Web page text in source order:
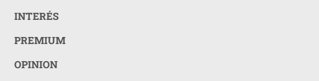
INTERÉS
PREMIUM
OPINION